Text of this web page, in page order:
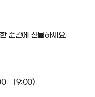
순간에 선물하세요.
- 19:00)